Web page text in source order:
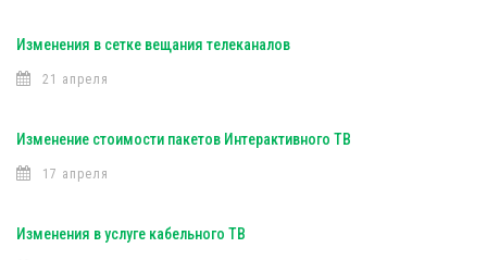
Изменения в сетке вещания телеканалов
21 апреля
Изменение стоимости пакетов Интерактивного ТВ
17 апреля
Изменения в услуге кабельного ТВ